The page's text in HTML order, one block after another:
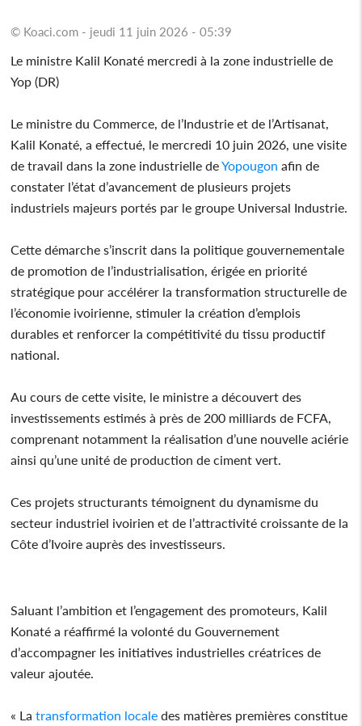
© Koaci.com - jeudi 11 juin 2026 - 05:39
Le ministre Kalil Konaté mercredi à la zone industrielle de
Yop (DR)
Le ministre du Commerce, de l’Industrie et de l’Artisanat,
Kalil Konaté, a effectué, le mercredi 10 juin 2026, une visite
de travail dans la zone industrielle deYopougon afin de
constater l’état d’avancement de plusieurs projets
industriels majeurs portés par le groupe Universal Industrie.
Cette démarche s’inscrit dans la politique gouvernementale
de promotion de l’industrialisation, érigée en priorité
stratégique pour accélérer la transformation structurelle de
l’économie ivoirienne, stimuler la création d’emplois
durables et renforcer la compétitivité du tissu productif
national.
Au cours de cette visite, le ministre a découvert des
investissements estimés à près de 200 milliards de FCFA,
comprenant notamment la réalisation d’une nouvelle aciérie
ainsi qu’une unité de production de ciment vert.
Ces projets structurants témoignent du dynamisme du
secteur industriel ivoirien et de l’attractivité croissante de la
Côte d’Ivoire auprès des investisseurs.
Saluant l’ambition et l’engagement des promoteurs, Kalil
Konaté a réaffirmé la volonté du Gouvernement
d’accompagner les initiatives industrielles créatrices de
valeur ajoutée.
« Latransformation locale des matières premières constitue